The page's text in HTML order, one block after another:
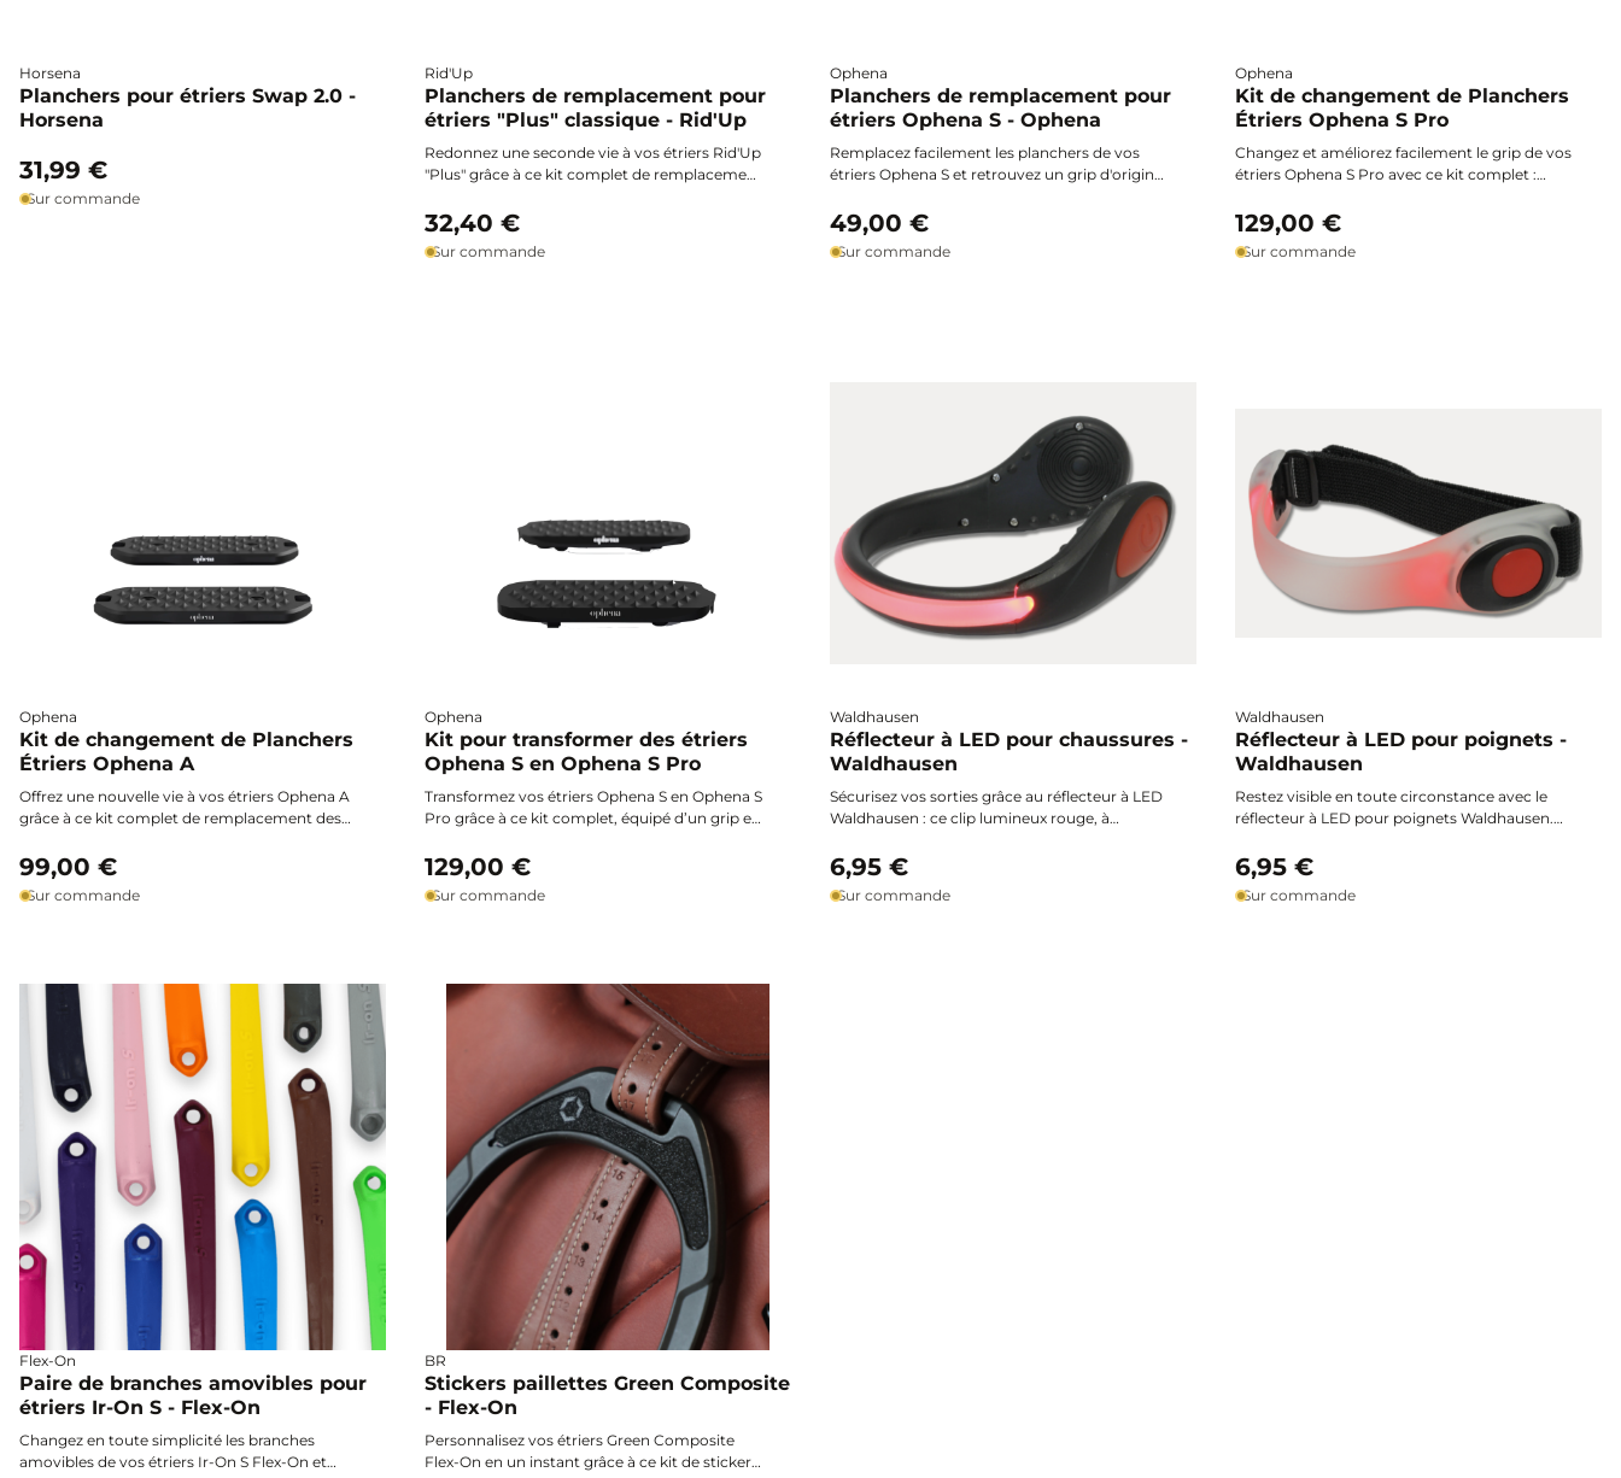
Horsena
Planchers pour étriers Swap 2.0 -
Horsena
31,99 €
Sur commande
Rid'Up
Planchers de remplacement pour
étriers "Plus" classique - Rid'Up
Redonnez une seconde vie à vos étriers Rid'Up
"Plus" grâce à ce kit complet de remplacement
visserie pour une sécurité et un confort
retrouvés.
32,40 €
Sur commande
Ophena
Planchers de remplacement pour
étriers Ophena S - Ophena
Remplacez facilement les planchers de vos
étriers Ophena S et retrouvez un grip d'origine
planchers et accessoires de montage pour
une adhérence renforcée et une installation
rapide à la maison.
49,00 €
Sur commande
Ophena
Kit de changement de Planchers
Étriers Ophena S Pro
Changez et améliorez facilement le grip de vos
étriers Ophena S Pro avec ce kit complet :
caches assortis et tous les accessoires
nécessaires pour une installation rapide à la
maison.
129,00 €
Sur commande
Ophena
Kit de changement de Planchers
Étriers Ophena A
Offrez une nouvelle vie à vos étriers Ophena A
grâce à ce kit complet de remplacement des
amortissants et outils inclus pour une
installation simple et rapide.
99,00 €
Sur commande
Ophena
Kit pour transformer des étriers
Ophena S en Ophena S Pro
Transformez vos étriers Ophena S en Ophena S
Pro grâce à ce kit complet, équipé d’un grip en
accessoires nécessaires pour une modification
facile, efficace et durable par vos soins.
129,00 €
Sur commande
Waldhausen
Réflecteur à LED pour chaussures -
Waldhausen
Sécurisez vos sorties grâce au réflecteur à LED
Waldhausen : ce clip lumineux rouge, à
facilement à votre botte ou chaussure pour
une visibilité optimale à cheval, à pied ou à
vélo. Largeur adaptable de 6 à 8,5 cm,
6,95 €
Sur commande
Waldhausen
Réflecteur à LED pour poignets -
Waldhausen
Restez visible en toute circonstance avec le
réflecteur à LED pour poignets Waldhausen.
assure votre sécurité lors de vos sorties à
cheval, à pied, à vélo ou pendant vos
promenades nocturnes. Son autonomie de
6,95 €
Sur commande
Flex-On
Paire de branches amovibles pour
étriers Ir-On S - Flex-On
Changez en toute simplicité les branches
amovibles de vos étriers Ir-On S Flex-On et
BR
Stickers paillettes Green Composite
- Flex-On
Personnalisez vos étriers Green Composite
Flex-On en un instant grâce à ce kit de stickers